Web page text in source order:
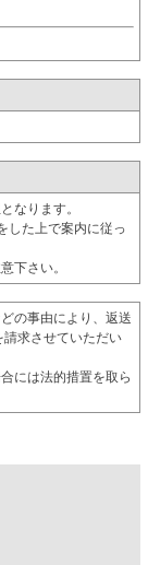
なります。
した上で案内に従っ
下さい。
の事由により、返送
求させていただい
には法的措置を取ら